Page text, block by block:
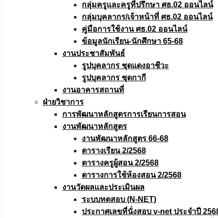
กลุ่มครูและครูที่ปรึกษา ศธ.02 ออนไลน์
กลุ่มบุคลากร/เจ้าหน้าที่ ศธ.02 ออนไลน์
คู่มือการใช้งาน ศธ.02 ออนไลน์
ข้อมูลนักเรียน-นักศึกษา 65-68
งานประชาสัมพันธ์
รูปบุคลากร ชุดแดงอาชีวะ
รูปบุคลากร ชุดกากี
งานอาคารสถานที่
ฝ่ายวิชาการ
การพัฒนาหลักสูตรการเรียนการสอน
งานพัฒนาหลักสูตร
งานพัฒนาหลักสูตร 66-68
ตารางเรียน 2/2568
ตารางครูผู้สอน 2/2568
ตารางการใช้ห้องสอน 2/2568
งานวัดผลเเละประเมินผล
ระบบทดสอบ (N-NET)
ประกาศเลขที่นั่งสอบ v-net ประจำปี